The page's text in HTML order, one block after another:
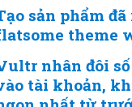
sản phẩm
theme
nhân đôi
tài khoản,